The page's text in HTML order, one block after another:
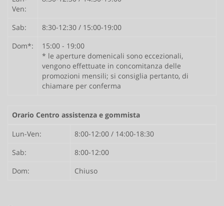
Ven:
Sab:
8:30-12:30 / 15:00-19:00
Dom*:
15:00 - 19:00
* le aperture domenicali sono eccezionali,
vengono effettuate in concomitanza delle
promozioni mensili; si consiglia pertanto, di
chiamare per conferma
Orario Centro assistenza e gommista
Lun-Ven:
8:00-12:00 / 14:00-18:30
Sab:
8:00-12:00
Dom:
Chiuso